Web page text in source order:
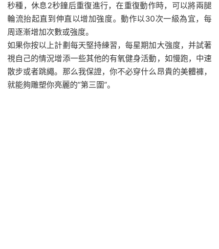
秒種，休息2秒鐘后重復進行，在重復動作時，可以將兩腿
輪流抬起直到伸直以增加強度。動作以30次一級為宜，每
周逐漸增加次數或強度。
如果你按以上計劃每天堅持練習，每星期加大強度，并試著
視自己的情況增添一些其他的有氧健身活動，如慢跑，中速
散步或者跳繩。那么我保證，你不必穿什么昂貴的美體褲，
就能夠雕塑你亮麗的”第三圍”。